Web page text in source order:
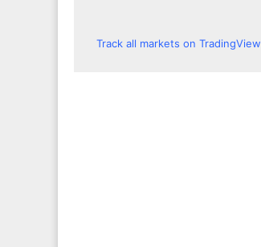
Track all markets on TradingView